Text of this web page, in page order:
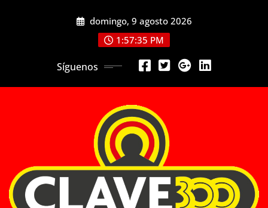
domingo, 9 agosto 2026
1:57:37 PM
Síguenos